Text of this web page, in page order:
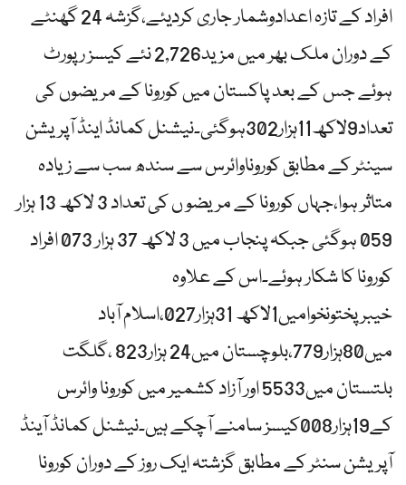
افراد کے تازہ اعدادوشمار جاری کردیئے،گزشہ 24 گھنٹے
کے دوران ملک بھر میں مزید2,726 نئے کیسز رپورٹ
ہوئے جس کے بعد پاکستان میں کورونا کے مریضوں کی
تعداد9لاکھ11ہزار302ہوگئی۔نیشنل کمانڈ اینڈ آپریشن
سینٹر کے مطابق کوروناوائرس سے سندھ سب سے زیادہ
متاثر ہوا،جہاں کورونا کے مریضو ں کی تعداد 3 لاکھ 13 ہزار
059 ہوگئی جبکہ پنجاب میں 3 لاکھ 37 ہزار 073 افراد
کورونا کا شکار ہوئے۔اس کے علاوہ
خیبرپختونخوامیں1لاکھ 31ہزار027،اسلام آباد
میں80ہزار779،بلوچستان میں24 ہزار823 ،گلگت
بلتستان میں5533 اور آزاد کشمیر میں کورونا وائرس
کے19ہزار008کیسز سامنے آچکے ہیں۔نیشنل کمانڈ آینڈ
آپریشن سنٹر کے مطابق گزشتہ ایک روز کے دوران کورونا